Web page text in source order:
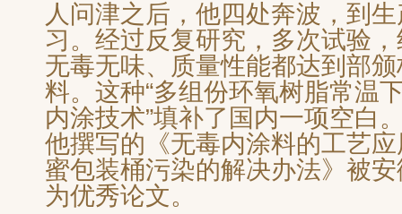
人问津之后，他四处奔波，到
习。经过反复研究，多次试验
无毒无味、质量性能都达到部
料。这种“多组份环氧树脂常温
内涂技术”填补了国内一项空白
他撰写的《无毒内涂料的工艺
蜜包装桶污染的解决办法》被
为优秀论文。